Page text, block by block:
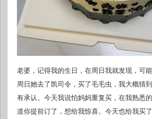
老婆，记得我的生日，在周日我就发现，可
周日她去了凯司令，买了毛毛虫，我大概猜
有承认。今天我说怕妈妈重复买，在我熟悉
道你提前订了，想给我惊喜。今天也给我买